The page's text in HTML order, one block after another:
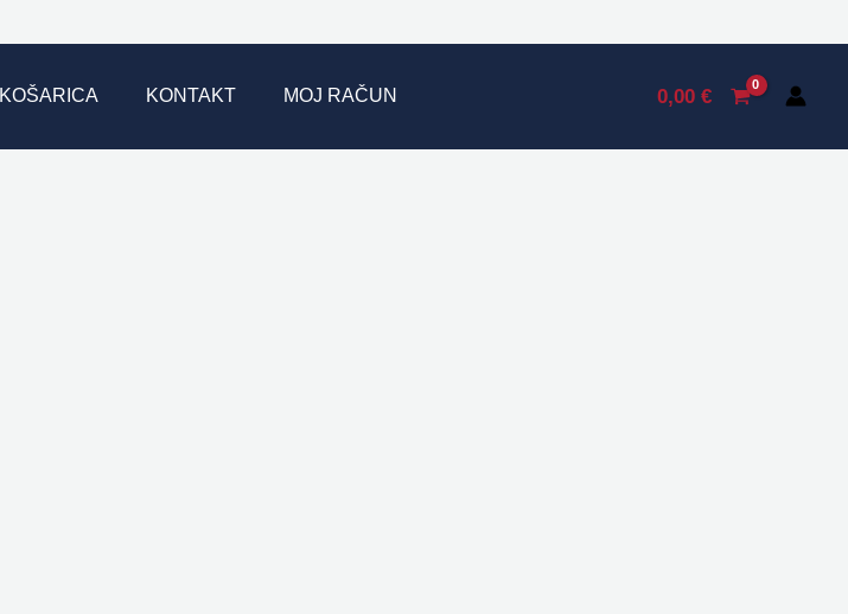
KOŠARICA KONTAKT MOJ RAČUN 0,00 €